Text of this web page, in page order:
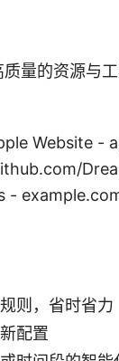
量的资源与
Website -
则，省时省力
配置